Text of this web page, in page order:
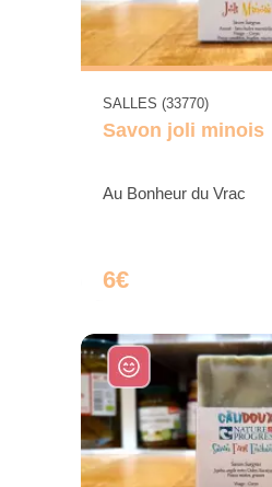
SALLES (33770)
Savon joli minois
Au Bonheur du Vrac
6€